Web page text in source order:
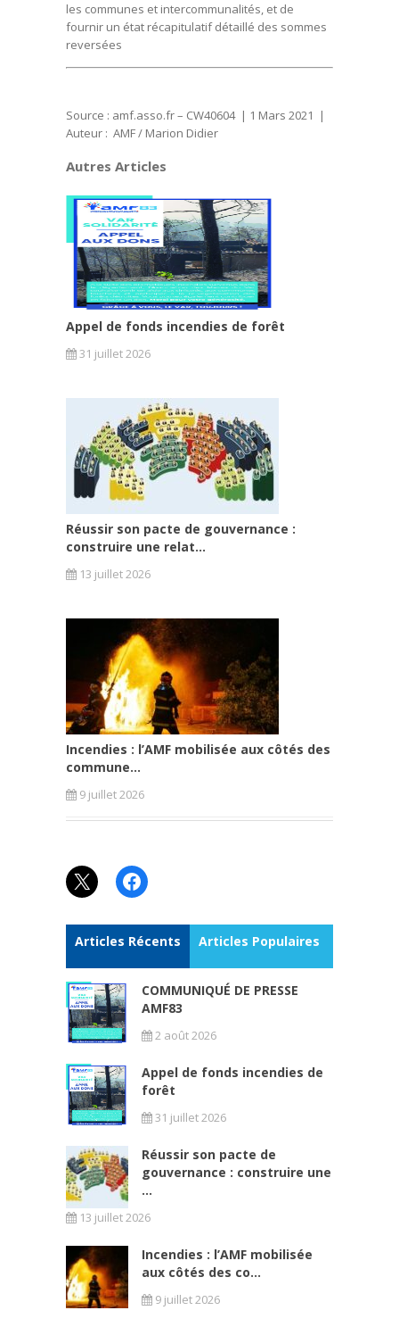
les communes et intercommunalités, et de
fournir un état récapitulatif détaillé des sommes
reversées
Source : amf.asso.fr – CW40604 | 1 Mars 2021 |
Auteur : AMF / Marion Didier
Autres Articles
Appel de fonds incendies de forêt
31 juillet 2026
Réussir son pacte de gouvernance :
construire une relat...
13 juillet 2026
Incendies : l’AMF mobilisée aux côtés des
commune...
9 juillet 2026
X Facebook
Articles Récents Articles Populaires
COMMUNIQUÉ DE PRESSE
AMF83
2 août 2026
Appel de fonds incendies de
forêt
31 juillet 2026
Réussir son pacte de
gouvernance : construire une
...
13 juillet 2026
Incendies : l’AMF mobilisée
aux côtés des co...
9 juillet 2026